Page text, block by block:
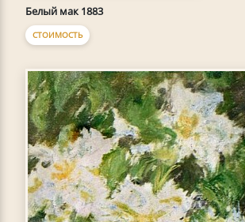
Белый мак 1883
СТОИМОСТЬ